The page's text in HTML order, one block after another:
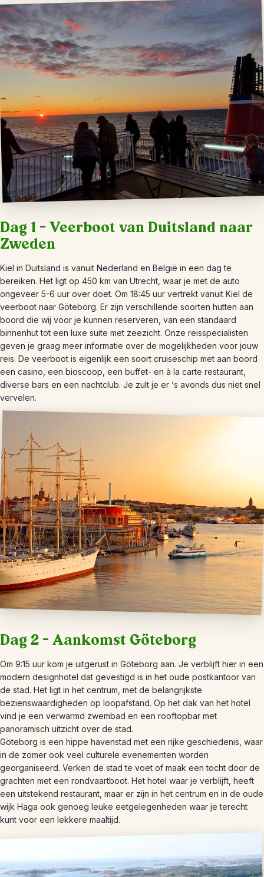
Dag 1 – Veerboot van Duitsland naar
Zweden
Kiel in Duitsland is vanuit Nederland en België in een dag te
bereiken. Het ligt op 450 km van Utrecht, waar je met de auto
ongeveer 5-6 uur over doet. Om 18:45 uur vertrekt vanuit Kiel de
veerboot naar Göteborg. Er zijn verschillende soorten hutten aan
boord die wij voor je kunnen reserveren, van een standaard
binnenhut tot een luxe suite met zeezicht. Onze reisspecialisten
geven je graag meer informatie over de mogelijkheden voor jouw
reis. De veerboot is eigenlijk een soort cruiseschip met aan boord
een casino, een bioscoop, een buffet- en à la carte restaurant,
diverse bars en een nachtclub. Je zult je er ‘s avonds dus niet snel
vervelen.
Dag 2 – Aankomst Göteborg
Om 9:15 uur kom je uitgerust in Göteborg aan. Je verblijft hier in een
modern designhotel dat gevestigd is in het oude postkantoor van
de stad. Het ligt in het centrum, met de belangrijkste
bezienswaardigheden op loopafstand. Op het dak van het hotel
vind je een verwarmd zwembad en een rooftopbar met
panoramisch uitzicht over de stad.
Göteborg is een hippe havenstad met een rijke geschiedenis, waar
in de zomer ook veel culturele evenementen worden
georganiseerd. Verken de stad te voet of maak een tocht door de
grachten met een rondvaartboot. Het hotel waar je verblijft, heeft
een uitstekend restaurant, maar er zijn in het centrum en in de oude
wijk Haga ook genoeg leuke eetgelegenheden waar je terecht
kunt voor een lekkere maaltijd.